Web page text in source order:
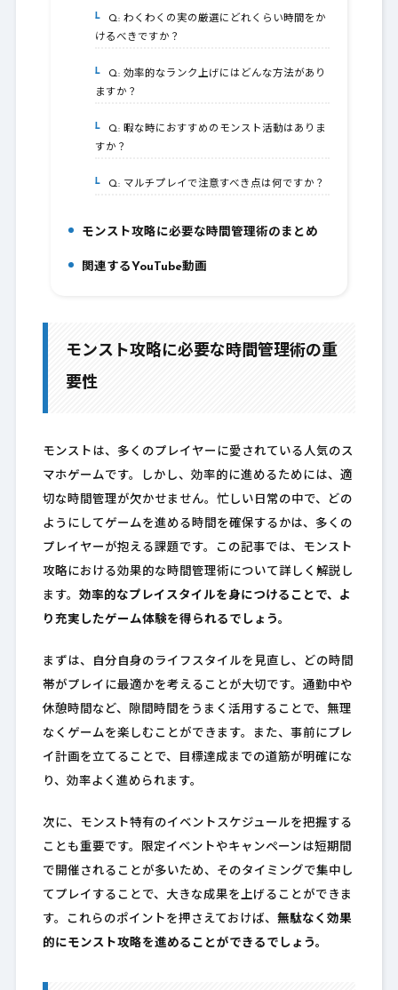
5-3.Q: わくわくの実の厳選にどれくらい時間をか
けるべきですか？
5-4.Q: 効率的なランク上げにはどんな方法があり
ますか？
5-5.Q: 暇な時におすすめのモンスト活動はありま
すか？
5-6.Q: マルチプレイで注意すべき点は何ですか？
モンスト攻略に必要な時間管理術のまとめ
関連するYouTube動画
モンスト攻略に必要な時間管理術の重
要性
モンストは、多くのプレイヤーに愛されている人気のス
マホゲームです。しかし、効率的に進めるためには、適
切な時間管理が欠かせません。忙しい日常の中で、どの
ようにしてゲームを進める時間を確保するかは、多くの
プレイヤーが抱える課題です。この記事では、モンスト
攻略における効果的な時間管理術について詳しく解説し
ます。 効率的なプレイスタイルを身につけることで、よ
り充実したゲーム体験を得られるでしょう。
まずは、自分自身のライフスタイルを見直し、どの時間
帯がプレイに最適かを考えることが大切です。通勤中や
休憩時間など、隙間時間をうまく活用することで、無理
なくゲームを楽しむことができます。また、事前にプレ
イ計画を立てることで、目標達成までの道筋が明確にな
り、効率よく進められます。
次に、モンスト特有のイベントスケジュールを把握する
ことも重要です。限定イベントやキャンペーンは短期間
で開催されることが多いため、そのタイミングで集中し
てプレイすることで、大きな成果を上げることができま
す。これらのポイントを押さえておけば、 無駄なく効果
的にモンスト攻略を進めることができるでしょう。